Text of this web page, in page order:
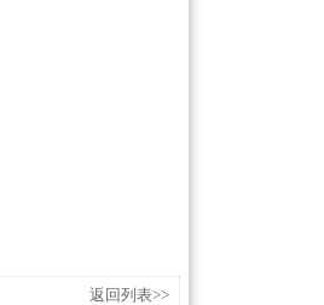
返回列表>>